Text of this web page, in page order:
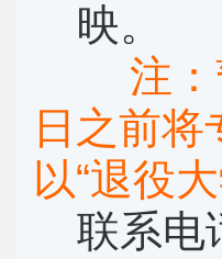
映。
注：暂
日之前
以“退役
联系电